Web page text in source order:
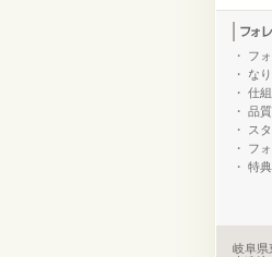
・
フ
・ な
・ 仕
・ 品質
・
ス
・
フ
・ 特典
岐阜県